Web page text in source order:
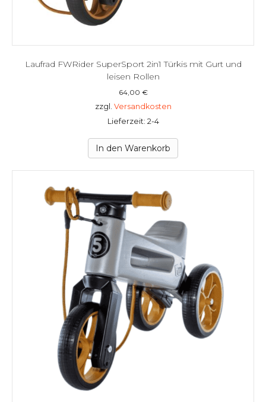
Laufrad FWRider SuperSport 2in1 Türkis mit Gurt und
leisen Rollen
64,00 €
zzgl. Versandkosten
Lieferzeit: 2-4
In den Warenkorb